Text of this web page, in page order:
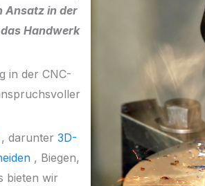
Ansatz in der
Handwerk
in der CNC-
, darunter 3D-
, Biegen,
bieten wir